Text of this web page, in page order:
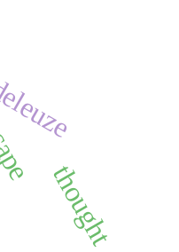
thought